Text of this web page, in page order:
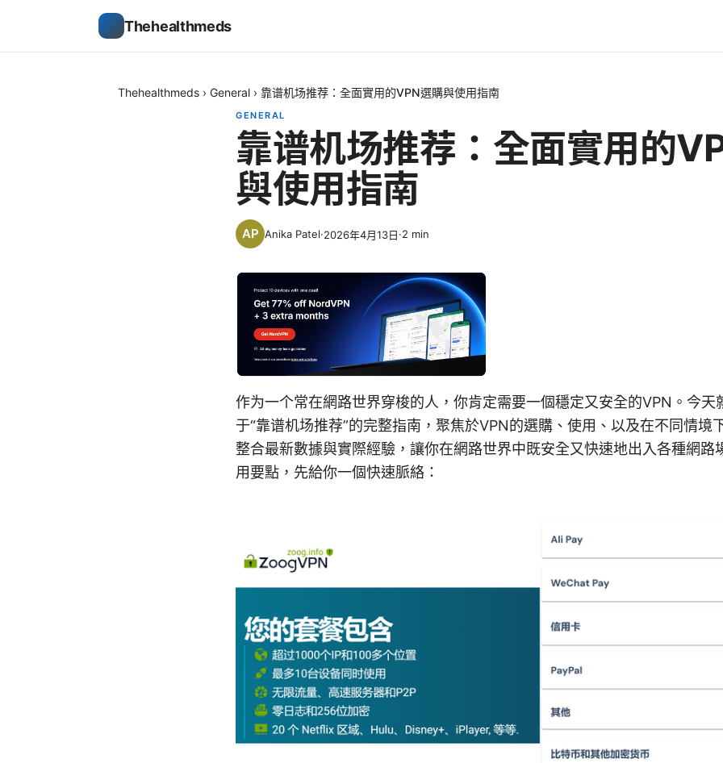
Thehealthmeds
Thehealthmeds › General › 靠谱机场推荐：全面實用的VPN選購與使用指南
GENERAL
靠谱机场推荐：全面實用的
與使用指南
Anika Patel·2026年4月13日·2 min
作为一个常在網路世界穿梭的人，你肯定需要一個穩定又安全的VPN。今天
于“靠谱机场推荐”的完整指南，聚焦於VPN的選購、使用、以及在不同情境
整合最新數據與實際經驗，讓你在網路世界中既安全又快速地出入各種網路
用要點，先給你一個快速脈絡：